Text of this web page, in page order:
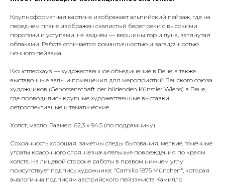
Крупноформатная картина изображает альпийский пейзаж, где на
переднем плане изображен скалистый берег реки с высокими
порогами и уступами, на заднем — вершины гор и луна, затянутая
облаками. Работа отличается романтичностью и загадочностью
ночного пейзажа.
Кюнстлерхауз — художественное объединение в Вене, а также
выставочные залы и помещения для мероприятий Венского союза
художников (Genossenschaft der bildenden Künstler Wiens) в Вене,
где проводились крупные художественные выставки,
ретроспективные и тематические.
Холст, масло. Размер: 62,3 х 94,5 (по подрамнику).
Сохранность хорошая, заметны следы бытования, мелкие, точечные
утраты красочного слоя, незначительные повреждения по краям
холста. На лицевой стороне работы в правом нижнем углу
присутствует подпись художника: "Camillo 1875 München", которая
аналогична подписям австрийского пейзажиста Камилло